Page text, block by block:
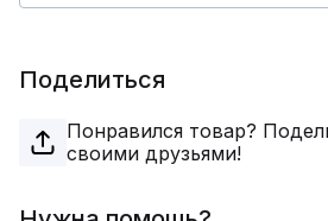
Поделиться
Понравился товар?
своими друзьями!